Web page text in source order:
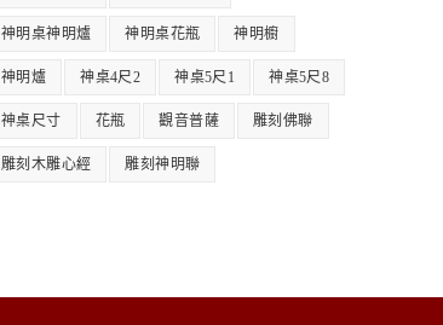
神明桌神明爐 神明桌花瓶 神明櫥
神明爐 神桌4尺2 神桌5尺1 神桌5尺8
神桌尺寸 花瓶 觀音普薩 雕刻佛聯
雕刻木雕心經 雕刻神明聯